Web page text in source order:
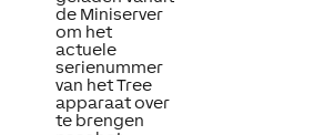
de Miniserver
om het
actuele
serienummer
van het Tree
apparaat over
te brengen